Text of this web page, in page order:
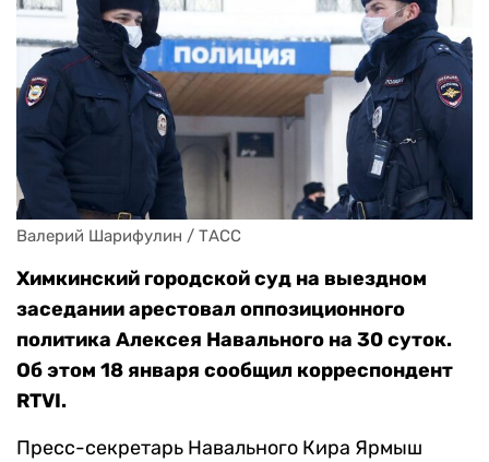
Валерий Шарифулин / ТАСС
Химкинский городской суд на выездном
заседании арестовал оппозиционного
политика Алексея Навального на 30 суток.
Об этом 18 января сообщил корреспондент
RTVI.
Пресс-секретарь Навального Кира Ярмыш